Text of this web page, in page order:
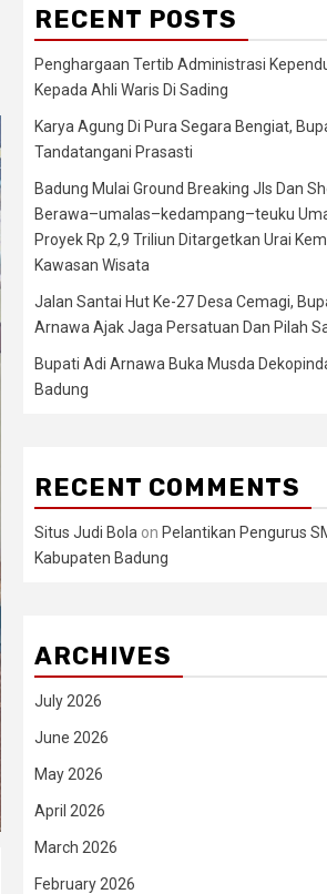
RECENT POSTS
Penghargaan Tertib Administrasi
Kepada Ahli Waris Di Sading
Karya Agung Di Pura Segara Bengiat,
Tandatangani Prasasti
Badung Mulai Ground Breaking Jls Dan
Berawa–umalas–kedampang–teuku
Proyek Rp 2,9 Triliun Ditargetkan Urai
Kawasan Wisata
Jalan Santai Hut Ke-27 Desa Cemagi,
Arnawa Ajak Jaga Persatuan Dan Pilah
Bupati Adi Arnawa Buka Musda
Badung
RECENT COMMENTS
Situs Judi Bola on Pelantikan Pengurus
Kabupaten Badung
ARCHIVES
July 2026
June 2026
May 2026
April 2026
March 2026
February 2026